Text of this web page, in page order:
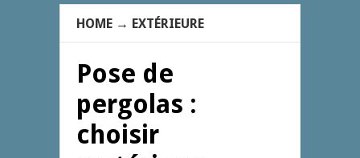
HOME → EXTÉRIEURE
Pose de
pergolas :
choisir